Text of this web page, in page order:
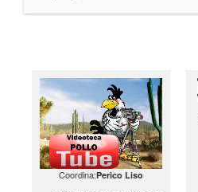
Coordina:Perico Liso